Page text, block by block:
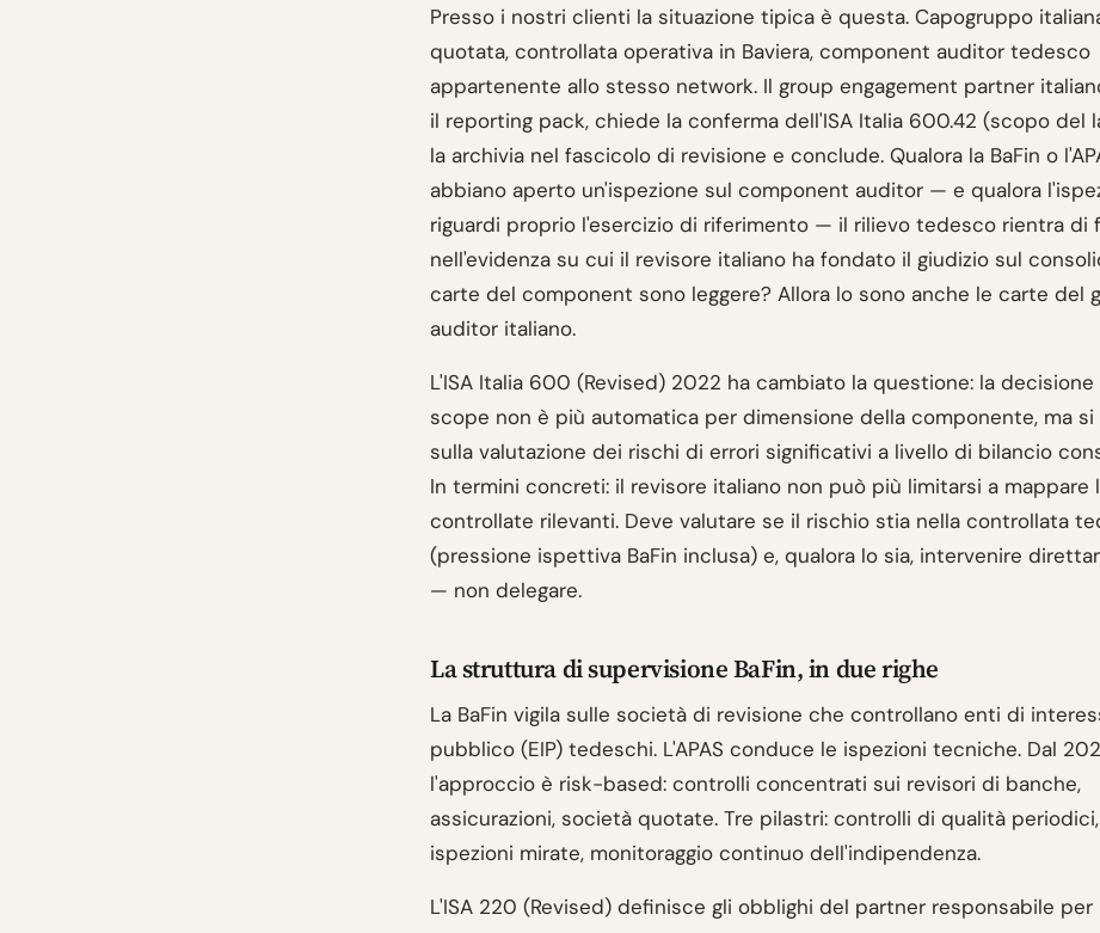
Presso i nostri clienti la situazione tipica è questa. Capogruppo
quotata, controllata operativa in Baviera, component auditor tedesco
appartenente allo stesso network. Il group engagement partner
il reporting pack, chiede la conferma dell'ISA Italia 600.42 (scopo del
la archivia nel fascicolo di revisione e conclude. Qualora la BaFin o
abbiano aperto un'ispezione sul component auditor — e qualora
riguardi proprio l'esercizio di riferimento — il rilievo tedesco rientra di
nell'evidenza su cui il revisore italiano ha fondato il giudizio sul
carte del component sono leggere? Allora lo sono anche le carte del
auditor italiano.
L'ISA Italia 600 (Revised) 2022 ha cambiato la questione: la decisione
scope non è più automatica per dimensione della componente, ma si
sulla valutazione dei rischi di errori significativi a livello di bilancio
In termini concreti: il revisore italiano non può più limitarsi a mappare
controllate rilevanti. Deve valutare se il rischio stia nella controllata
(pressione ispettiva BaFin inclusa) e, qualora lo sia, intervenire
— non delegare.
La struttura di supervisione BaFin, in due righe
La BaFin vigila sulle società di revisione che controllano enti di
pubblico (EIP) tedeschi. L'APAS conduce le ispezioni tecniche. Dal
l'approccio è risk-based: controlli concentrati sui revisori di banche,
assicurazioni, società quotate. Tre pilastri: controlli di qualità periodici,
ispezioni mirate, monitoraggio continuo dell'indipendenza.
L'ISA 220 (Revised) definisce gli obblighi del partner responsabile per